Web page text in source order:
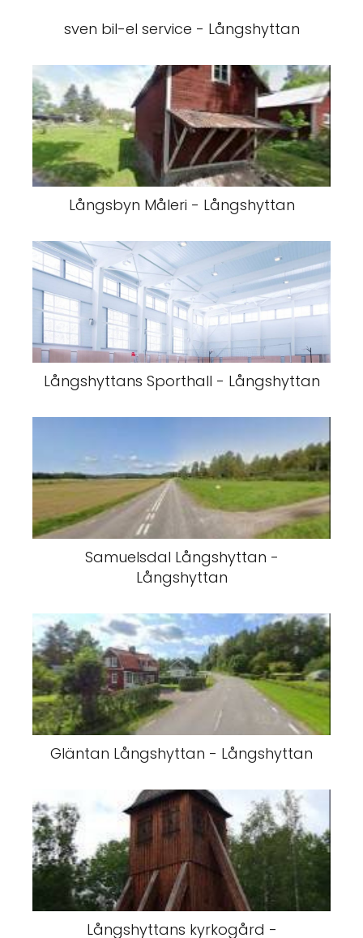
sven bil-el service - Långshyttan
Långsbyn Måleri - Långshyttan
Långshyttans Sporthall - Långshyttan
Samuelsdal Långshyttan -
Långshyttan
Gläntan Långshyttan - Långshyttan
Långshyttans kyrkogård -